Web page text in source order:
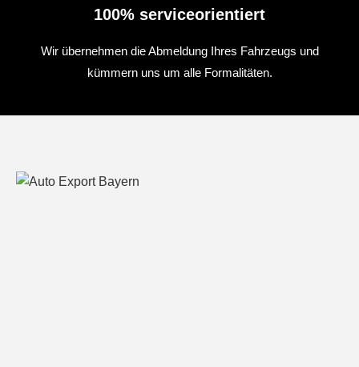
100% serviceorientiert
Wir übernehmen die Abmeldung Ihres Fahrzeugs und
kümmern uns um alle Formalitäten.